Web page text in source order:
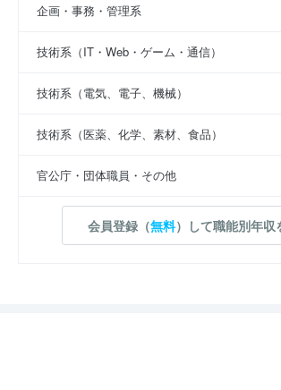
企画・事務・管理系
技術系（IT・Web・ゲーム・通信）
技術系（電気、電子、機械）
技術系（医薬、化学、素材、食品）
官公庁・団体職員・その他
会員登録（無料）して職能別年収